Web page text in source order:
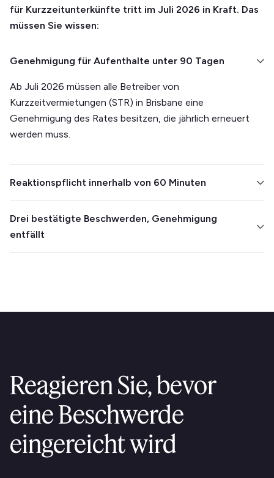
für Kurzzeitunterkünfte tritt im Juli 2026 in Kraft. Das
müssen Sie wissen:
Genehmigung für Aufenthalte unter 90 Tagen
Ab Juli 2026 müssen alle Betreiber von
Kurzzeitvermietungen (STR) in Brisbane eine
Genehmigung des Rates besitzen, die jährlich erneuert
werden muss.
Reaktionspflicht innerhalb von 60 Minuten
Minuten bestätigen und innerhalb von 24 Stunden
einen Bericht an den Rat senden.
Drei bestätigte Beschwerden, Genehmigung
entfällt
Reagieren Sie, bevor
eine Beschwerde
eingereicht wird